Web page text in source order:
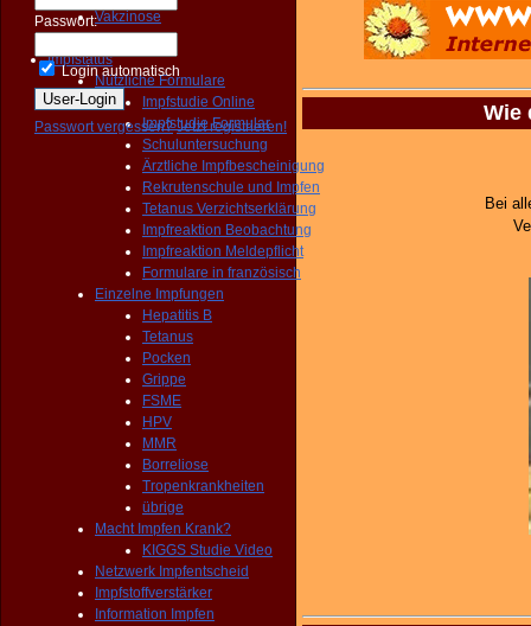
Vakzinose
Gemischte
Impfstatus
Nützliche Formulare
Impfstudie Online
Impfstudie Formular
Schuluntersuchung
Ärztliche Impfbescheinigung
Rekrutenschule und Impfen
Tetanus Verzichtserklärung
Impfreaktion Beobachtung
Impfreaktion Meldepflicht
Formulare in französisch
Einzelne Impfungen
Hepatitis B
Tetanus
Pocken
Grippe
FSME
HPV
MMR
Borreliose
Tropenkrankheiten
übrige
Macht Impfen Krank?
KIGGS Studie Video
Netzwerk Impfentscheid
Impfstoffverstärker
Information Impfen
Passwort:
Login automatisch
Passwort vergessen? Jetzt registrieren!
Wie
Bei